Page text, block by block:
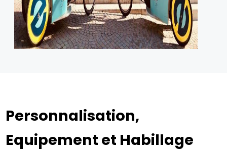
Personnalisation,
Equipement et Habillage